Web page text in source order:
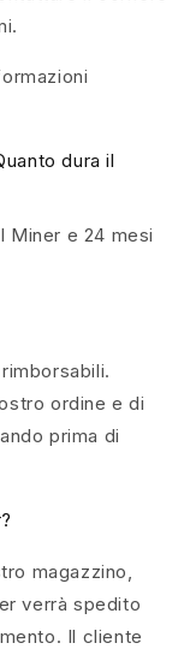
dura il
Miner e 24 mesi
ordine e di
prima di
magazzino,
verrà spedito
Il cliente